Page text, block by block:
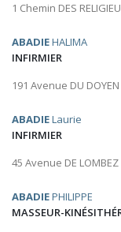
1 Chemin DES
ABADIEHALIMA
INFIRMIER
191 Avenue DU
ABADIELaurie
INFIRMIER
45 Avenue DE
ABADIEPHILIPPE
MASSEUR-